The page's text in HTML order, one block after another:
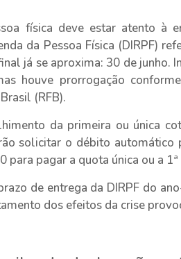
física deve estar atento à
da Pessoa Física (DIRPF)
já se aproxima: 30 de junho.
houve prorrogação
(RFB).
da primeira ou única
solicitar o débito
para pagar a quota única ou a
de entrega da DIRPF do
dos efeitos da crise